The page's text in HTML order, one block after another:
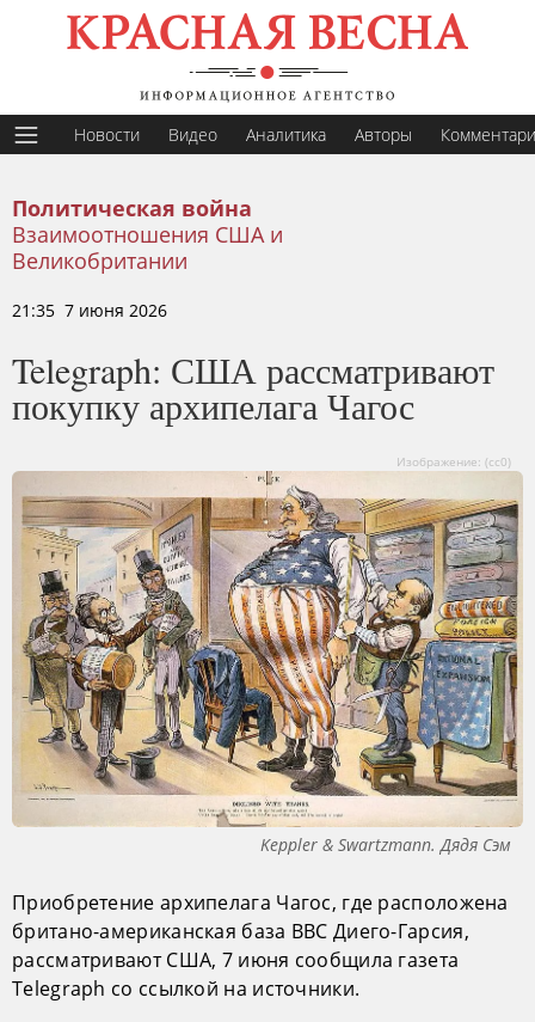
Новости Видео Аналитика Авторы
Политическая война
Взаимоотношения США и
Великобритании
21:35 7 июня 2026
Telegraph: США рассматривают
покупку архипелага Чагос
Изображение: (сс0)
Keppler & Swartzmann. Дядя Сэм
Приобретение архипелага Чагос, где расположена
британо-американская база ВВС Диего-Гарсия,
рассматривают США, 7 июня сообщила газета
Telegraph со ссылкой на источники.